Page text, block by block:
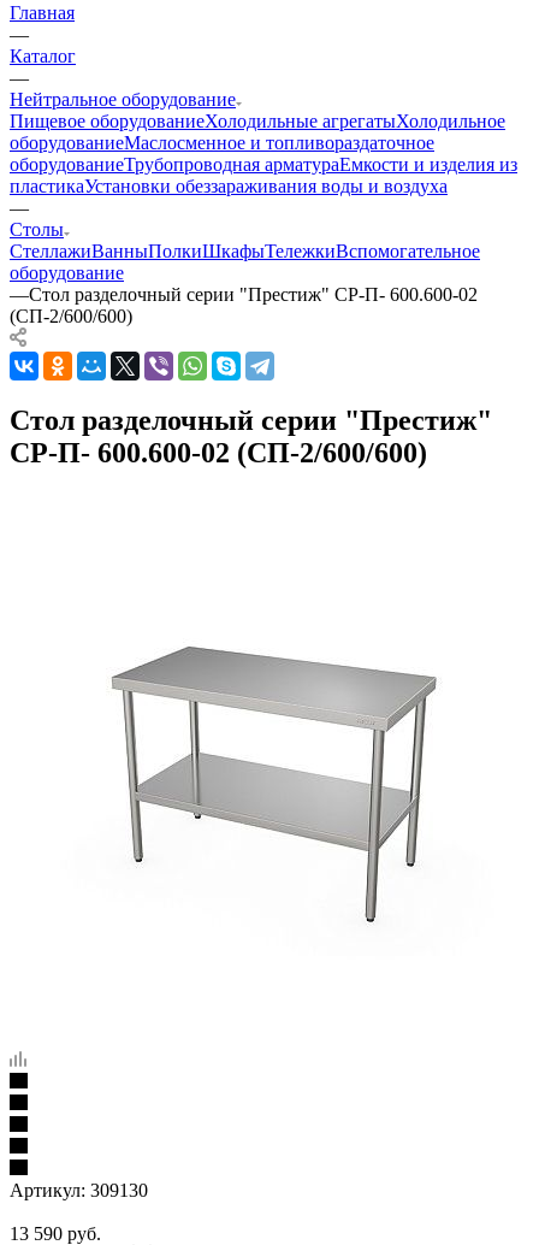
Главная
—
Каталог
—
Нейтральное оборудование
Пищевое оборудованиеХолодильные агрегатыХолодильное
оборудованиеМаслосменное и топливораздаточное
оборудованиеТрубопроводная арматураЕмкости и изделия из
пластикаУстановки обеззараживания воды и воздуха
—
Столы
СтеллажиВанныПолкиШкафыТележкиВспомогательное
оборудование
—Стол разделочный серии "Престиж" СР-П- 600.600-02
(СП-2/600/600)
Стол разделочный серии "Престиж"
СР-П- 600.600-02 (СП-2/600/600)
Артикул: 309130
13 590 руб.